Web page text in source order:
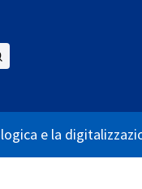
e la